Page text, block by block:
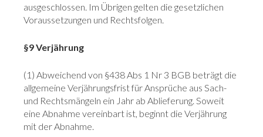
ausgeschlossen. Im Übrigen gelten die gesetzlichen
Voraussetzungen und Rechtsfolgen.
§9 Verjährung
(1) Abweichend von §438 Abs 1 Nr 3 BGB beträgt die
allgemeine Verjährungsfrist für Ansprüche aus Sach-
und Rechtsmängeln ein Jahr ab Ablieferung. Soweit
eine Abnahme vereinbart ist, beginnt die Verjährung
mit der Abnahme.